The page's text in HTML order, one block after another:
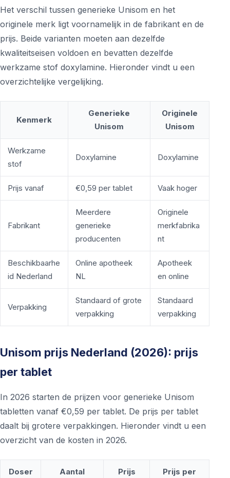
Het verschil tussen generieke Unisom en het
originele merk ligt voornamelijk in de fabrikant en de
prijs. Beide varianten moeten aan dezelfde
kwaliteitseisen voldoen en bevatten dezelfde
werkzame stof doxylamine. Hieronder vindt u een
overzichtelijke vergelijking.
Kenmerk
Generieke
Unisom
Originele
Unisom
Werkzame
stof
Doxylamine Doxylamine
Prijs vanaf €0,59 per tablet Vaak hoger
Fabrikant
Meerdere
generieke
producenten
Originele
merkfabrika
nt
Beschikbaarhe
id Nederland
Online apotheek
NL
Apotheek
en online
Verpakking
Standaard of grote
verpakking
Standaard
verpakking
Unisom prijs Nederland (2026): prijs
per tablet
In 2026 starten de prijzen voor generieke Unisom
tabletten vanaf €0,59 per tablet. De prijs per tablet
daalt bij grotere verpakkingen. Hieronder vindt u een
overzicht van de kosten in 2026.
Doser
Aantal
Prijs
Prijs per